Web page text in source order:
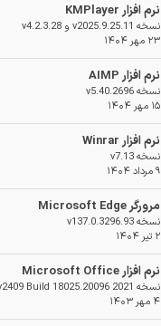
نرم افزار KMPlayer
نسخه v2025.9.25.11 و v4.2.3.28
۲۳ مهر ۱۴۰۴
نرم افزار AIMP
نسخه v5.40.2696
۱۵ مهر ۱۴۰۴
نرم افزار Winrar
نسخه v7.13
۹ مرداد ۱۴۰۴
مرورگر Microsoft Edge
نسخه v137.0.3296.93
۲ تیر ۱۴۰۴
نرم افزار Microsoft Office
نسخه 2021 VL v2409 Build 18025.20096
۴ مهر ۱۴۰۳